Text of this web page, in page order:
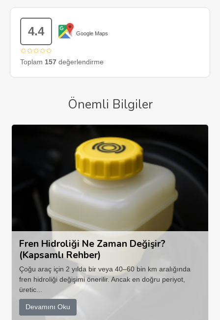
4.4 Google Maps
✩✩✩✩✩
Toplam 157 değerlendirme
Önemli Bilgiler
Fren Hidroliği Ne Zaman Değişir?
(Kapsamlı Rehber)
Çoğu araç için 2 yılda bir veya 40–60 bin km aralığında
fren hidroliği değişimi önerilir. Ancak en doğru periyot,
üretic...
Devamını Oku